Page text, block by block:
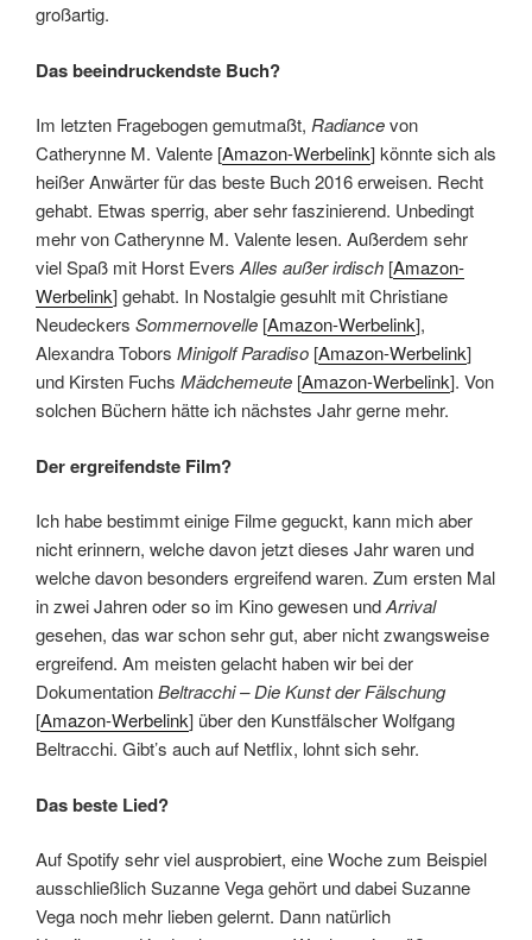
großartig.
Das beeindruckendste Buch?
Im letzten Fragebogen gemutmaßt, Radiancevon
Catherynne M. Valente [Amazon-Werbelink] könnte sich als
heißer Anwärter für das beste Buch 2016 erweisen. Recht
gehabt. Etwas sperrig, aber sehr faszinierend. Unbedingt
mehr von Catherynne M. Valente lesen. Außerdem sehr
viel Spaß mit Horst EversAlles außer irdisch [Amazon-
Werbelink] gehabt. In Nostalgie gesuhlt mit Christiane
Neudeckers Sommernovelle [Amazon-Werbelink],
Alexandra Tobors Minigolf Paradiso [Amazon-Werbelink]
und Kirsten Fuchs Mädchemeute [Amazon-Werbelink]. Von
solchen Büchern hätte ich nächstes Jahr gerne mehr.
Der ergreifendste Film?
Ich habe bestimmt einige Filme geguckt, kann mich aber
nicht erinnern, welche davon jetzt dieses Jahr waren und
welche davon besonders ergreifend waren. Zum ersten Mal
in zwei Jahren oder so im Kino gewesen undArrival
gesehen, das war schon sehr gut, aber nicht zwangsweise
ergreifend. Am meisten gelacht haben wir bei der
DokumentationBeltracchi – Die Kunst der Fälschung
[Amazon-Werbelink] über den Kunstfälscher Wolfgang
Beltracchi. Gibt’s auch auf Netflix, lohnt sich sehr.
Das beste Lied?
Auf Spotify sehr viel ausprobiert, eine Woche zum Beispiel
ausschließlich Suzanne Vega gehört und dabei Suzanne
Vega noch mehr lieben gelernt. Dann natürlich